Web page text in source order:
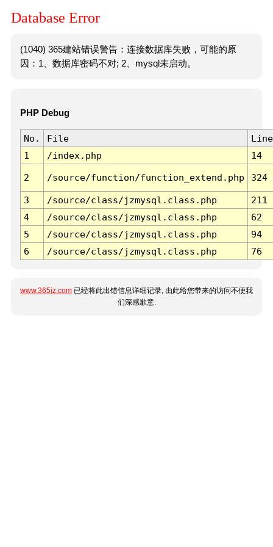
Database Error
(1040) 365建站错误警告：连接数据库失败，可能的原
因：1、数据库密码不对; 2、mysql未启动。
PHP Debug
No. File
Line
1
/index.php 14
2 /source/function/function_extend.php 324
3 /source/class/jzmysql.class.php
211
4
/source/class/jzmysql.class.php
62
5
/source/class/jzmysql.class.php
94
6
/source/class/jzmysql.class.php 76
www.365jz.com 已经将此出错信息详细记录, 由此给您带来的访问不便我
们深感歉意.